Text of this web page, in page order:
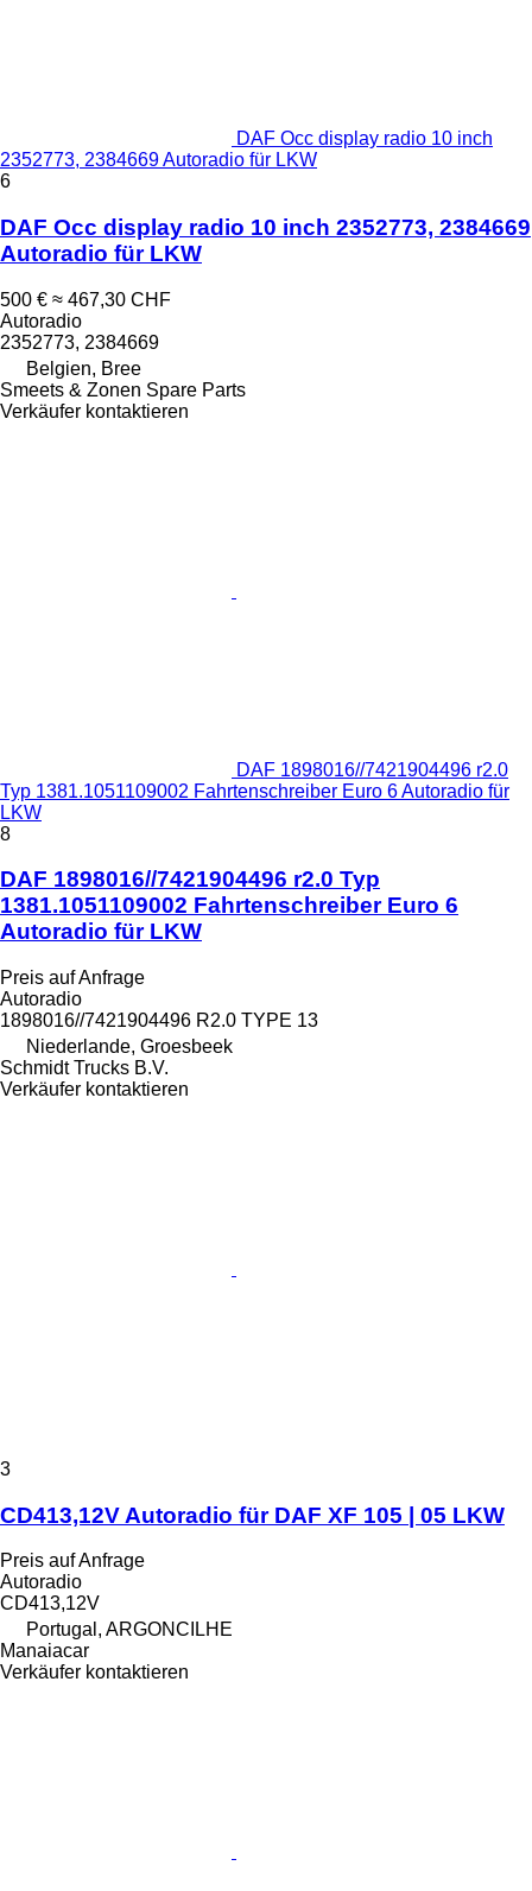
DAF Occ display radio 10 inch
2352773, 2384669 Autoradio für LKW
6
DAF Occ display radio 10 inch 2352773, 2384669
Autoradio für LKW
500 € ≈ 467,30 CHF
Autoradio
2352773, 2384669
Belgien, Bree
Smeets & Zonen Spare Parts
Verkäufer kontaktieren
DAF 1898016//7421904496 r2.0
Typ 1381.1051109002 Fahrtenschreiber Euro 6 Autoradio für
LKW
8
DAF 1898016//7421904496 r2.0 Typ
1381.1051109002 Fahrtenschreiber Euro 6
Autoradio für LKW
Preis auf Anfrage
Autoradio
1898016//7421904496 R2.0 TYPE 13
Niederlande, Groesbeek
Schmidt Trucks B.V.
Verkäufer kontaktieren
3
CD413,12V Autoradio für DAF XF 105 | 05 LKW
Preis auf Anfrage
Autoradio
CD413,12V
Portugal, ARGONCILHE
Manaiacar
Verkäufer kontaktieren